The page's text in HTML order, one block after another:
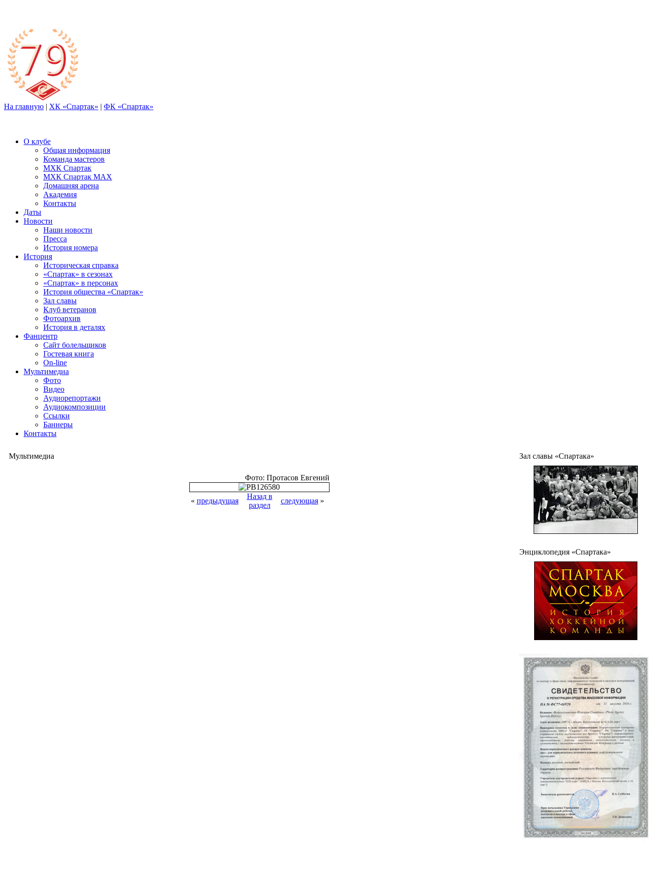
На главную | ХК «Спартак» | ФК «Спартак»
О клубе
Общая информация
Команда мастеров
МХК Спартак
МХК Спартак МАХ
Домашняя арена
Академия
Контакты
Даты
Новости
Наши новости
Пресса
История номера
История
Историческая справка
«Спартак» в сезонах
«Спартак» в персонах
История общества «Спартак»
Зал славы
Клуб ветеранов
Фотоархив
История в деталях
Фанцентр
Сайт болельщиков
Гостевая книга
On-line
Мультимедиа
Фото
Видео
Аудиорепортажи
Аудиокомпозиции
Ссылки
Баннеры
Контакты
Мультимедиа
Фото: Протасов Евгений
« предыдущая
Назад в
раздел
следующая»
Зал славы «Спартака»
Энциклопедия «Спартака»